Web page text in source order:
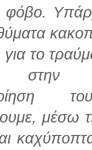
φόβο.
το
στην
μέσω